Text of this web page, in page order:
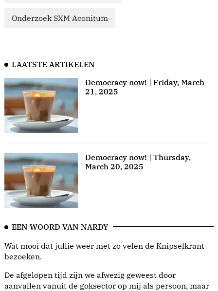
Onderzoek SXM Aconitum
LAATSTE ARTIKELEN
Democracy now! | Friday, March
21, 2025
Democracy now! | Thursday,
March 20, 2025
EEN WOORD VAN NARDY
Wat mooi dat jullie weer met zo velen de Knipselkrant
bezoeken.
De afgelopen tijd zijn we afwezig geweest door
aanvallen vanuit de goksector op mij als persoon, maar